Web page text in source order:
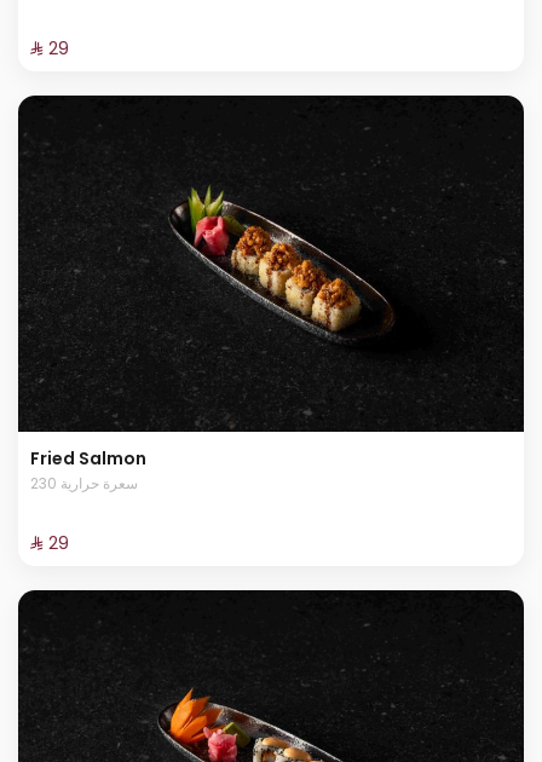
⁨⁦‪‬ 29⁩
Fried Salmon
230 سعرة حرارية
⁨⁦‪‬ 29⁩